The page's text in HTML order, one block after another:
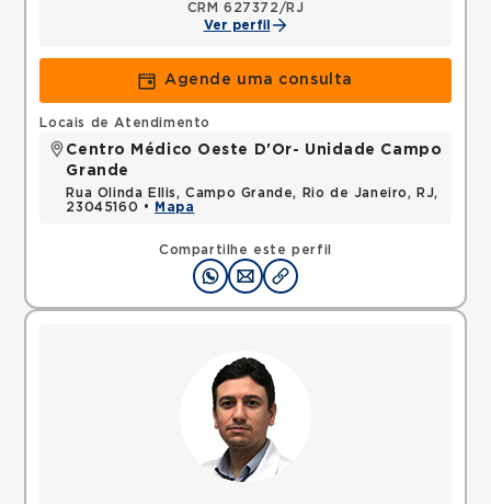
CRM 627372/RJ
Ver perfil
Agende uma consulta
Compartilhe este perfil
Locais de Atendimento
Centro Médico Oeste D'Or- Unidade Campo
Grande
Rua Olinda Ellis, Campo Grande, Rio de Janeiro, RJ,
23045160 •
Mapa